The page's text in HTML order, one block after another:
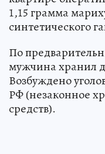
1,15 грамма
синтетического
По
мужчина хранил
Возбуждено
РФ (незаконное
средств).